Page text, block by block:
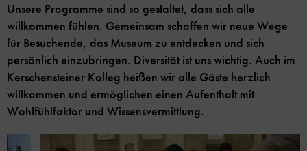
Unsere Programme sind so gestaltet, dass sich alle
willkommen fühlen. Gemeinsam schaffen wir neue Wege
für Besuchende, das Museum zu entdecken und sich
persönlich einzubringen. Diversität ist uns wichtig. Auch im
Kerschensteiner Kolleg heißen wir alle Gäste herzlich
willkommen und ermöglichen einen Aufenthalt mit
Wohlfühlfaktor und Wissensvermittlung.